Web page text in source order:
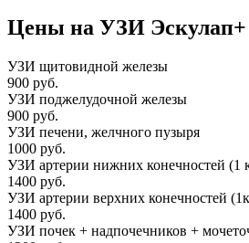
Цены на УЗИ Эскулап+
УЗИ щитовидной железы
900 руб.
УЗИ поджелудочной железы
900 руб.
УЗИ печени, желчного пузыря
1000 руб.
УЗИ артерии нижних конечностей (1
1400 руб.
УЗИ артерии верхних конечностей
1400 руб.
УЗИ почек + надпочечников +